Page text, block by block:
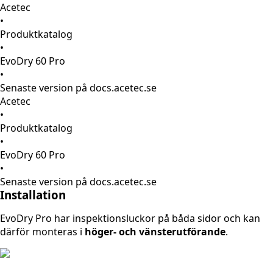
Acetec
•
Produktkatalog
•
EvoDry 60 Pro
•
Senaste version på docs.acetec.se
Acetec
•
Produktkatalog
•
EvoDry 60 Pro
•
Senaste version på docs.acetec.se
Installation
EvoDry Pro har inspektionsluckor på båda sidor och kan
därför monteras i höger- och vänsterutförande.